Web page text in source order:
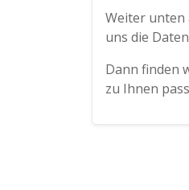
Weiter unten
uns die
Dann finden
zu Ihnen